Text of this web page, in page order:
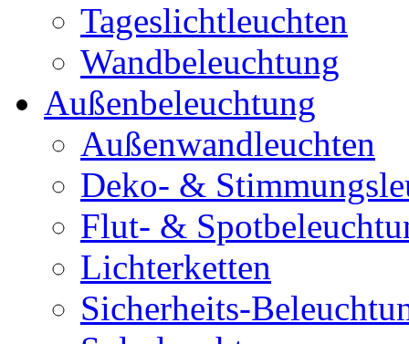
Tageslichtleuchten
Wandbeleuchtung
Außenbeleuchtung
Außenwandleuchten
Deko- &
Flut- &
Lichterketten
Sicherheits-